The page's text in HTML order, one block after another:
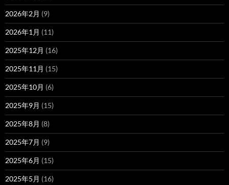
2026年2月 (9)
2026年1月 (11)
2025年12月 (16)
2025年11月 (15)
2025年10月 (6)
2025年9月 (15)
2025年8月 (8)
2025年7月 (9)
2025年6月 (15)
2025年5月 (16)